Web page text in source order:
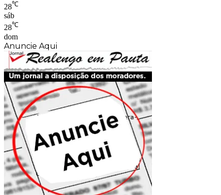
28℃
sáb
28℃
dom
Anuncie Aqui